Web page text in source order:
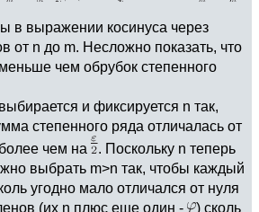
в выражении косинуса через
от n до m. Несложно показать, что
чем обрубок степенного
выбирается и фиксируется n так,
степенного ряда отличалась от
чем на
. Поскольку n теперь
выбрать m>n так, чтобы каждый
угодно мало отличался от нуля
(их n плюс еще один -
) сколь